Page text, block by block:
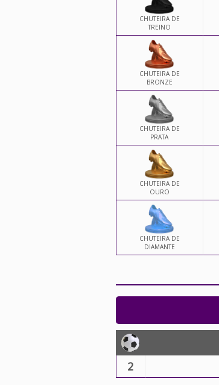
CHUTEIRA DE
TREINO
CHUTEIRA DE
BRONZE
CHUTEIRA DE
PRATA
CHUTEIRA DE
OURO
CHUTEIRA DE
DIAMANTE
2